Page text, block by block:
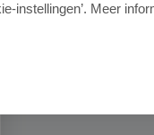
instellingen’. Meer